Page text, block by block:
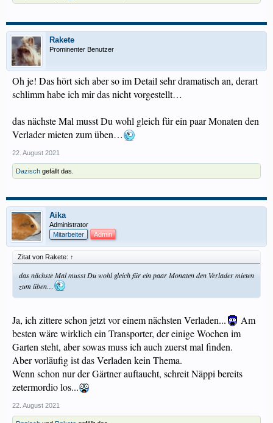
Rakete
Prominenter Benutzer
Oh je! Das hört sich aber so im Detail sehr dramatisch an, derart
schlimm habe ich mir das nicht vorgestellt…
das nächste Mal musst Du wohl gleich für ein paar Monaten den
Verlader mieten zum üben…
22. August 2021
Dazisch gefällt das.
Aika
Administrator
Mitarbeiter
Admin
Zitat von Rakete: ↑
das nächste Mal musst Du wohl gleich für ein paar Monaten den Verlader mieten
zum üben…
Ja, ich zittere schon jetzt vor einem nächsten Verladen...
Am
besten wäre wirklich ein Transporter, der einige Wochen im
Garten steht, aber sowas muss ich auch zuerst mal finden.
Aber vorläufig ist das Verladen kein Thema.
Wenn schon nur der Gärtner auftaucht, schreit Näppi bereits
zetermordio los...
22. August 2021